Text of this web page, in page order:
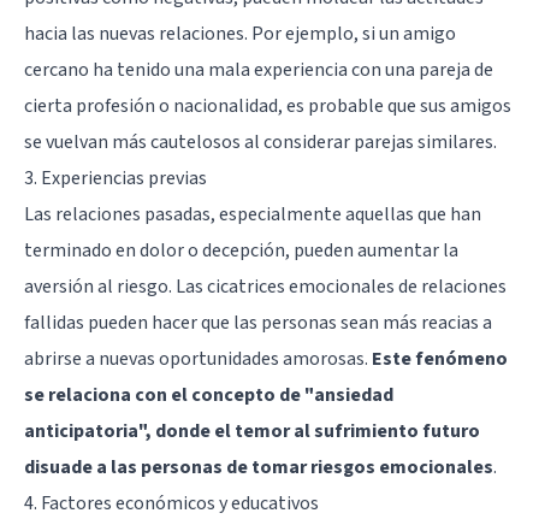
hacia las nuevas relaciones. Por ejemplo, si un amigo
cercano ha tenido una mala experiencia con una pareja de
cierta profesión o nacionalidad, es probable que sus amigos
se vuelvan más cautelosos al considerar parejas similares.
3. Experiencias previas
Las relaciones pasadas, especialmente aquellas que han
terminado en dolor o decepción, pueden aumentar la
aversión al riesgo. Las cicatrices emocionales de relaciones
fallidas pueden hacer que las personas sean más reacias a
abrirse a nuevas oportunidades amorosas. Este fenómeno
se relaciona con el concepto de "ansiedad
anticipatoria", donde el temor al sufrimiento futuro
disuade a las personas de tomar riesgos emocionales.
4. Factores económicos y educativos